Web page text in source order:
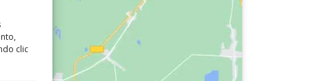
clic